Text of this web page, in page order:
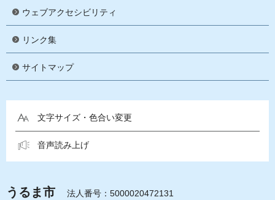
ウェブアクセシビリティ
リンク集
サイトマップ
文字サイズ・色合い変更
音声読み上げ
うるま市
法人番号：5000020472131